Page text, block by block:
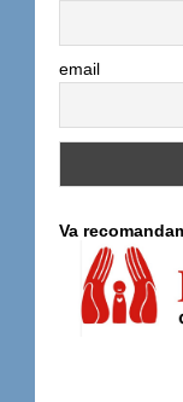
email
Va